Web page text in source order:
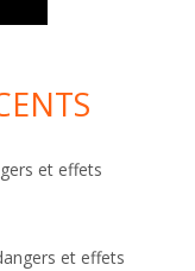
et effets
et effets